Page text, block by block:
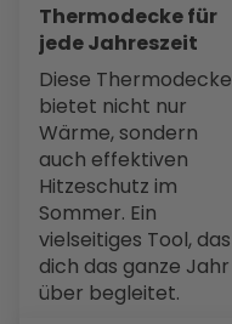
Thermodecke für
jede Jahreszeit
Diese Thermodecke
bietet nicht nur
Wärme, sondern
auch effektiven
Hitzeschutz im
Sommer. Ein
vielseitiges Tool, das
dich das ganze Jahr
über begleitet.